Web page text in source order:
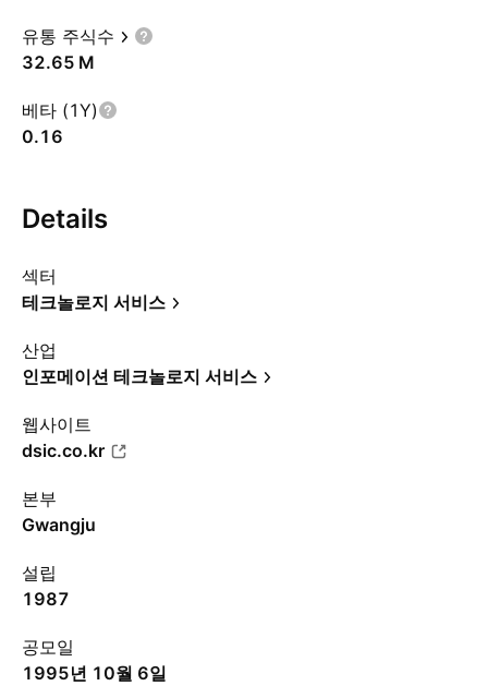
유통 주식수
‪32.65 M‬
베타 (1Y)
0.16
Details
섹터
테크놀로지 서비스
산업
인포메이션 테크놀로지 서비스
웹사이트
dsic.co.kr
본부
Gwangju
설립
1987
공모일
1995년 10월 6일